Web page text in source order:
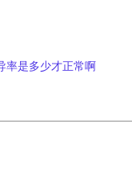
率是多少才正常啊